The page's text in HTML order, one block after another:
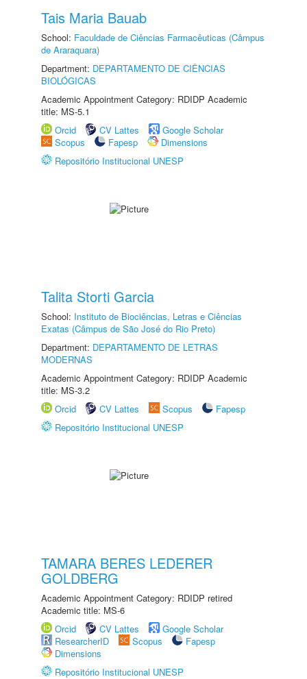
Tais Maria Bauab
School: Faculdade de Ciências Farmacêuticas (Câmpus
de Araraquara)
Department: DEPARTAMENTO DE CIÊNCIAS
BIOLÓGICAS
Academic Appointment Category: RDIDP Academic
title: MS-5.1
Orcid
CV Lattes
Google Scholar
Scopus
Fapesp
Dimensions
Repositório Institucional UNESP
Talita Storti Garcia
School: Instituto de Biociências, Letras e Ciências
Exatas (Câmpus de São José do Rio Preto)
Department: DEPARTAMENTO DE LETRAS
MODERNAS
Academic Appointment Category: RDIDP Academic
title: MS-3.2
Orcid
CV Lattes Scopus
Fapesp
Repositório Institucional UNESP
TAMARA BERES LEDERER
GOLDBERG
Academic Appointment Category: RDIDP retired
Academic title: MS-6
Orcid
CV Lattes
Google Scholar
ResearcherID
Scopus
Fapesp
Dimensions
Repositório Institucional UNESP